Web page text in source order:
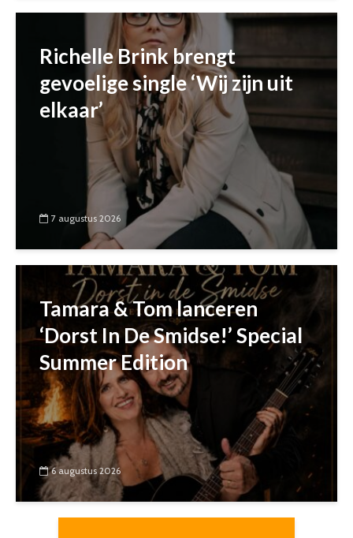
Richelle Brink brengt
gevoelige single ‘Wij zijn uit
elkaar’
7 augustus 2026
Tamara & Tom lanceren
‘Dorst In De Smidse!’ Special
Summer Edition
6 augustus 2026